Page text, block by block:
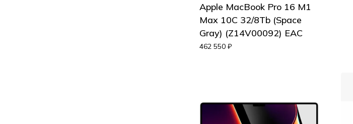
Apple MacBook Pro 16 M1
Max 10C 32/8Tb (Space
Gray) (Z14V00092) EAC
462 550 ₽